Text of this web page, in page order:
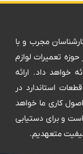
مجرب و با
تعمیرات لوازم
خواهد داد. ارائه
استاندارد در
کاری ما خواهد
و برای دستیابی
متعهدیم.